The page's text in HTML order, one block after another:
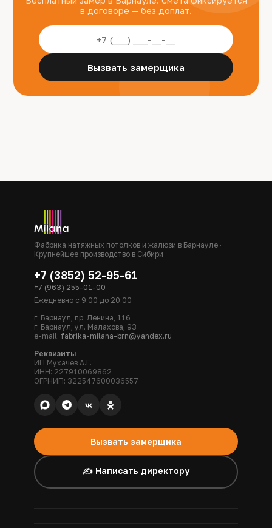
в договоре — без доплат.
Вызвать замерщика
Фабрика натяжных потолков и жалюзи в Барнауле ·
Крупнейшее производство в Сибири
+7 (3852) 52-95-61
+7 (963) 255-01-00
Ежедневно с 9:00 до 20:00
г. Барнаул, пр. Ленина, 116
г. Барнаул, ул. Малахова, 93
e-mail: fabrika-milana-brn@yandex.ru
Реквизиты
ИП Мухачев А.Г.
ИНН: 227910069862
ОГРНИП: 322547600036557
Вызвать замерщика
✍️ Написать директору